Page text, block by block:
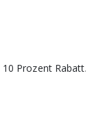
10 Prozent Rabatt.